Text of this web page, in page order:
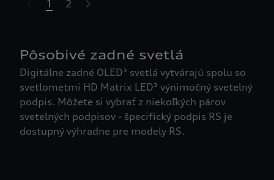
highlights.skipLinkText__
1 2
Pôsobivé zadné svetlá
Digitálne zadné OLED³ svetlá vytvárajú spolu so
svetlometmi HD Matrix LED³ výnimočný svetelný
podpis. Môžete si vybrať z niekoľkých párov
svetelných podpisov - špecifický podpis RS je
dostupný výhradne pre modely RS.